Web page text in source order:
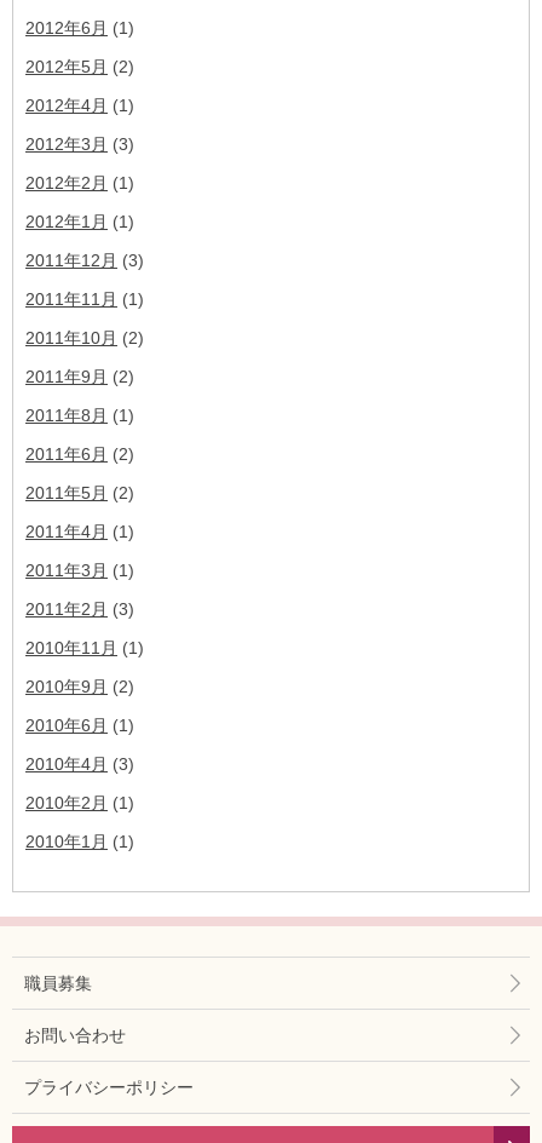
2012年6月 (1)
2012年5月 (2)
2012年4月 (1)
2012年3月 (3)
2012年2月 (1)
2012年1月 (1)
2011年12月 (3)
2011年11月 (1)
2011年10月 (2)
2011年9月 (2)
2011年8月 (1)
2011年6月 (2)
2011年5月 (2)
2011年4月 (1)
2011年3月 (1)
2011年2月 (3)
2010年11月 (1)
2010年9月 (2)
2010年6月 (1)
2010年4月 (3)
2010年2月 (1)
2010年1月 (1)
職員募集
お問い合わせ
プライバシーポリシー